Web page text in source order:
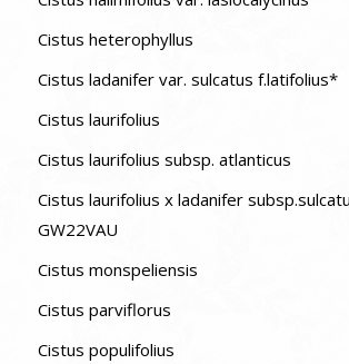
Cistus heterophyllus
Cistus ladanifer var. sulcatus f.latifolius*
Cistus laurifolius
Cistus laurifolius subsp. atlanticus
Cistus laurifolius x ladanifer
GW22VAU
Cistus monspeliensis
Cistus parviflorus
Cistus populifolius